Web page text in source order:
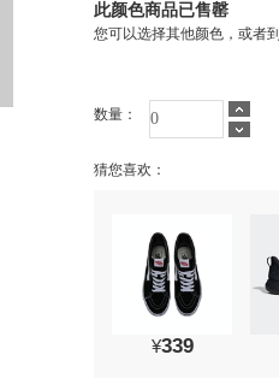
此颜色商品已售罄
您可以选择其他颜色，或者到
数量：
猜您喜欢：
¥339